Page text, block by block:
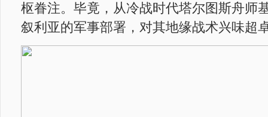
枢眷注。毕竟，从冷战时代塔尔图斯舟师
叙利亚的军事部署，对其地缘战术兴味超